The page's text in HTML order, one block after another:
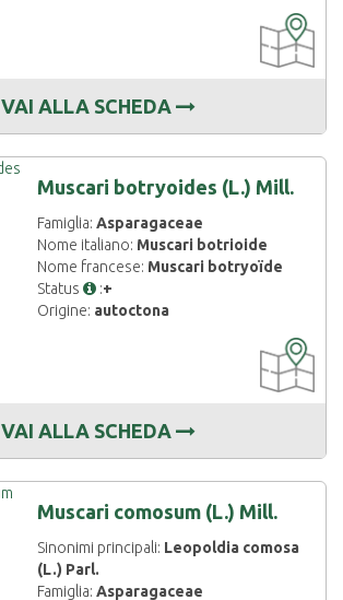
DISPONIBILE
VAI ALLA SCHEDA
Muscari botryoides (L.) Mill.
Famiglia:Asparagaceae
Nome italiano: Muscari botrioide
Nome francese: Muscari botryoïde
Status
:+
Origine: autoctona
DISPONIBILE
VAI ALLA SCHEDA
Muscari comosum (L.) Mill.
Sinonimi principali: Leopoldia comosa
(L.) Parl.
Famiglia:Asparagaceae